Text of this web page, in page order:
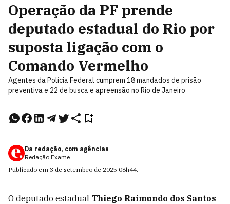
Operação da PF prende
deputado estadual do Rio por
suposta ligação com o
Comando Vermelho
Agentes da Polícia Federal cumprem 18 mandados de prisão
preventiva e 22 de busca e apreensão no Rio de Janeiro
Da redação, com agências
Redação Exame
Publicado em 3 de setembro de 2025 08h44.
O deputado estadual Thiego Raimundo dos Santos